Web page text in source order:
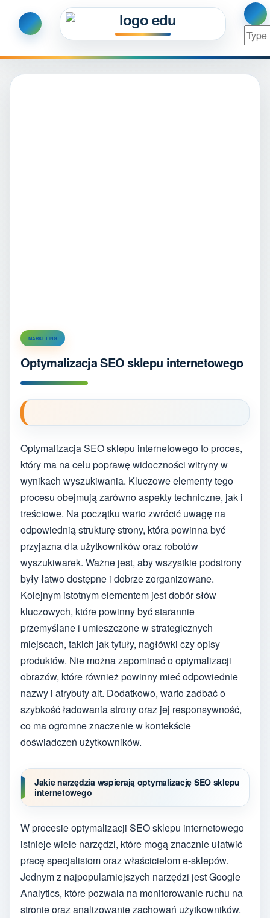
MARKETING
Optymalizacja SEO sklepu internetowego
Optymalizacja SEO sklepu internetowego to proces,
który ma na celu poprawę widoczności witryny w
wynikach wyszukiwania. Kluczowe elementy tego
procesu obejmują zarówno aspekty techniczne, jak i
treściowe. Na początku warto zwrócić uwagę na
odpowiednią strukturę strony, która powinna być
przyjazna dla użytkowników oraz robotów
wyszukiwarek. Ważne jest, aby wszystkie podstrony
były łatwo dostępne i dobrze zorganizowane.
Kolejnym istotnym elementem jest dobór słów
kluczowych, które powinny być starannie
przemyślane i umieszczone w strategicznych
miejscach, takich jak tytuły, nagłówki czy opisy
produktów. Nie można zapominać o optymalizacji
obrazów, które również powinny mieć odpowiednie
nazwy i atrybuty alt. Dodatkowo, warto zadbać o
szybkość ładowania strony oraz jej responsywność,
co ma ogromne znaczenie w kontekście
doświadczeń użytkowników.
Jakie narzędzia wspierają optymalizację SEO sklepu
internetowego
W procesie optymalizacji SEO sklepu internetowego
istnieje wiele narzędzi, które mogą znacznie ułatwić
pracę specjalistom oraz właścicielom e-sklepów.
Jednym z najpopularniejszych narzędzi jest Google
Analytics, które pozwala na monitorowanie ruchu na
stronie oraz analizowanie zachowań użytkowników.